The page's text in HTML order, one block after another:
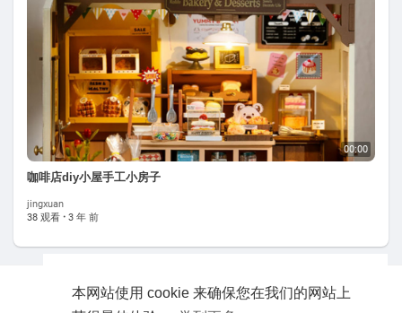
本网站使用 cookie 来确保您在我们的网站上
00:00
咖啡店diy小屋手工小房子
jingxuan
38 观看 · 3 年 前